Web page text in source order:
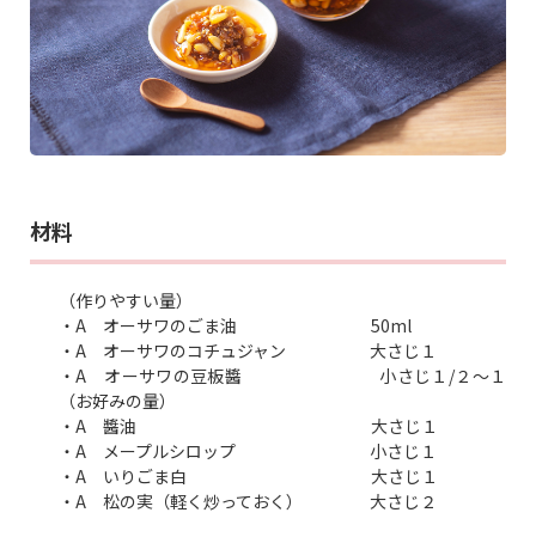
材料
（作りやすい量）
・A オーサワのごま油 50ml
・A オーサワのコチュジャン 大さじ１
・A オーサワの豆板醬 小さじ１/２～１
（お好みの量）
・A 醬油 大さじ１
・A メープルシロップ 小さじ１
・A いりごま白 大さじ１
・A 松の実（軽く炒っておく） 大さじ２